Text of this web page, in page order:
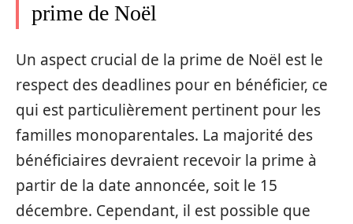
prime de Noël
Un aspect crucial de la prime de Noël est le
respect des deadlines pour en bénéficier, ce
qui est particulièrement pertinent pour les
familles monoparentales. La majorité des
bénéficiaires devraient recevoir la prime à
partir de la date annoncée, soit le 15
décembre. Cependant, il est possible que